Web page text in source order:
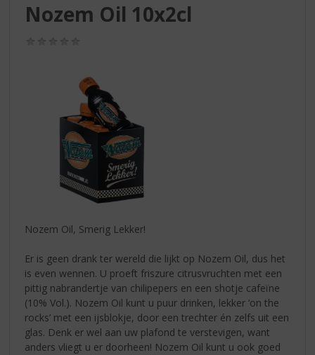
Nozem Oil 10x2cl
Nozem Oil, Smerig Lekker!
Er is geen drank ter wereld die lijkt op Nozem Oil, dus het
is even wennen. U proeft friszure citrusvruchten met een
pittig nabrandertje van chilipepers en een shotje cafeïne
(10% Vol.). Nozem Oil kunt u puur drinken, lekker ‘on the
rocks’ met een ijsblokje, door een trechter én zelfs uit een
glas. Denk er wel aan uw plafond te verstevigen, want
anders vliegt u er doorheen! Nozem Oil kunt u ook goed